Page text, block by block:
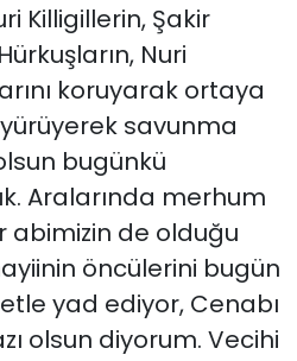
Killigillerin, Şakir
Nuri
koruyarak ortaya
savunma
bugünkü
Aralarında merhum
abimizin de olduğu
öncülerini bugün
yad ediyor, Cenabı
olsun diyorum. Vecihi